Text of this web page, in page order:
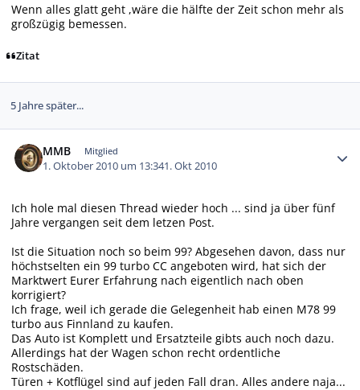
Wenn alles glatt geht ,wäre die hälfte der Zeit schon mehr als
großzügig bemessen.
Zitat
5 Jahre später...
MMB Mitglied
1. Oktober 2010 um 13:341. Okt 2010
Ich hole mal diesen Thread wieder hoch ... sind ja über fünf
Jahre vergangen seit dem letzen Post.
Ist die Situation noch so beim 99? Abgesehen davon, dass nur
höchstselten ein 99 turbo CC angeboten wird, hat sich der
Marktwert Eurer Erfahrung nach eigentlich nach oben
korrigiert?
Ich frage, weil ich gerade die Gelegenheit hab einen M78 99
turbo aus Finnland zu kaufen.
Das Auto ist Komplett und Ersatzteile gibts auch noch dazu.
Allerdings hat der Wagen schon recht ordentliche
Rostschäden.
Türen + Kotflügel sind auf jeden Fall dran. Alles andere naja...